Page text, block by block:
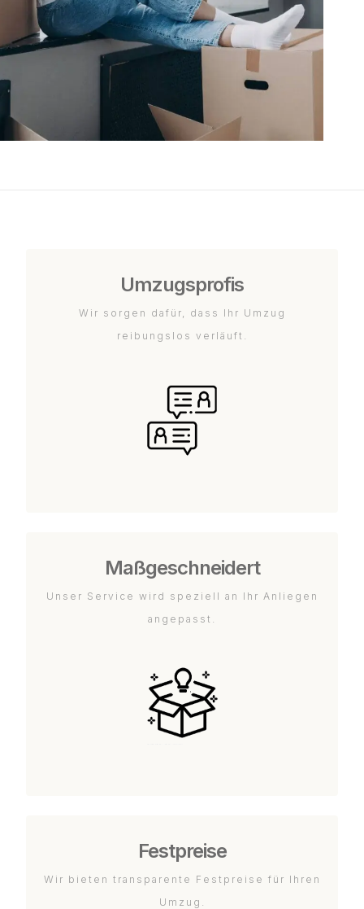
Umzugsprofis
Wir sorgen dafür, dass Ihr Umzug
reibungslos verläuft.
Maßgeschneidert
Unser Service wird speziell an Ihr Anliegen
angepasst.
Festpreise
Wir bieten transparente Festpreise für Ihren
Umzug.